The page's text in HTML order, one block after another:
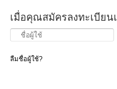
เมื่อคุณสมัครลงทะเบีย
ลืมชื่อผู้ใช้?